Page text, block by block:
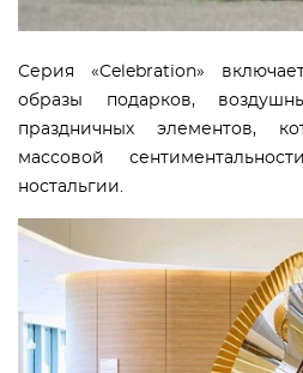
Серия «Celebration»
образы подарков,
праздничных элементов,
массовой
ностальгии.